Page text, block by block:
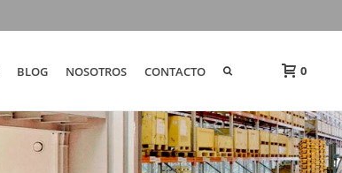
BLOG NOSOTROS CONTACTO 0